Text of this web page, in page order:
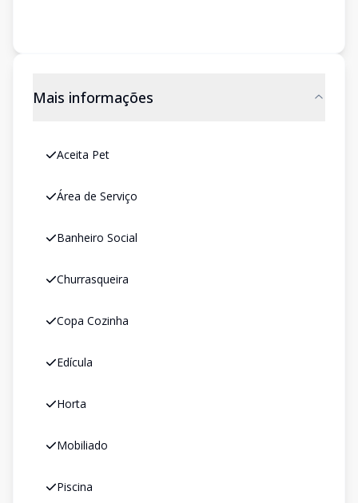
Mais informações
Aceita Pet
Área de Serviço
Banheiro Social
Churrasqueira
Copa Cozinha
Edícula
Horta
Mobiliado
Piscina